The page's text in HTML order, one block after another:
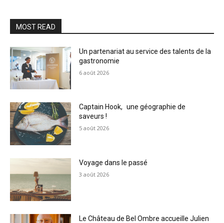
MOST READ
Un partenariat au service des talents de la
gastronomie
6 août 2026
Captain Hook, une géographie de
saveurs !
5 août 2026
Voyage dans le passé
3 août 2026
Le Château de Bel Ombre accueille Julien